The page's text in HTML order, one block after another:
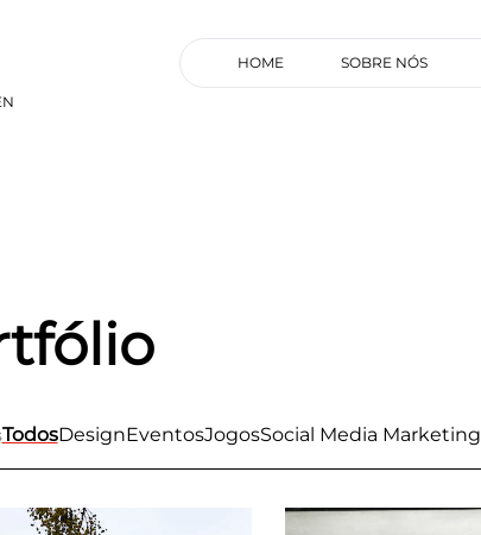
HOME SOBRE NÓS
TodosDesignEventosJogosSocial Media Marketing